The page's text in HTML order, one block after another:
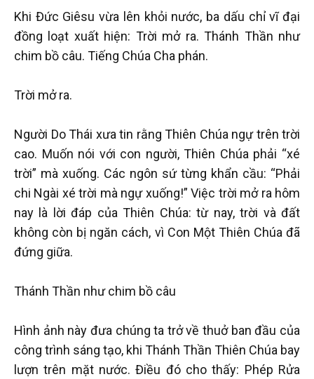
Khi Đức Giêsu vừa lên khỏi nước, ba dấu chỉ vĩ đại
đồng loạt xuất hiện: Trời mở ra. Thánh Thần như
chim bồ câu. Tiếng Chúa Cha phán.
Trời mở ra.
Người Do Thái xưa tin rằng Thiên Chúa ngự trên trời
cao. Muốn nói với con người, Thiên Chúa phải “xé
trời” mà xuống. Các ngôn sứ từng khẩn cầu: “Phải
chi Ngài xé trời mà ngự xuống!” Việc trời mở ra hôm
nay là lời đáp của Thiên Chúa: từ nay, trời và đất
không còn bị ngăn cách, vì Con Một Thiên Chúa đã
đứng giữa.
Thánh Thần như chim bồ câu
Hình ảnh này đưa chúng ta trở về thuở ban đầu của
công trình sáng tạo, khi Thánh Thần Thiên Chúa bay
lượn trên mặt nước. Điều đó cho thấy: Phép Rửa